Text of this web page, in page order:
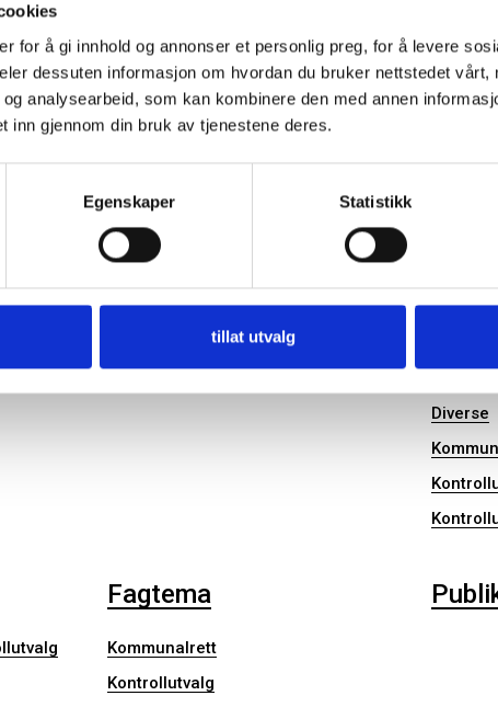
for å gi innhold og annonser et personlig preg, for å levere
dessuten informasjon om hvordan du bruker nettstedet vårt,
analysearbeid, som kan kombinere den med annen
inn gjennom din bruk av tjenestene deres.
Egenskaper Statistikk
tillat utvalg
Diverse
Fagtema
Kommunalrett
Kontrollutvalg